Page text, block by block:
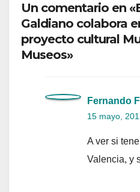
Un comentario en
Galdiano colabora
proyecto cultural
Museos»
Fernando
15 mayo,
A ver si
Valencia, y